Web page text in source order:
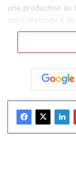
une production au
dans l’épisode 6
pour une série